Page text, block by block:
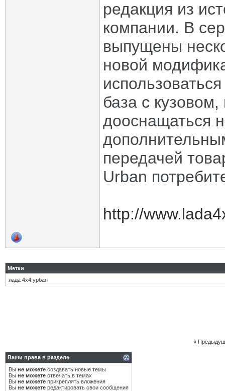
редакция из
компании. В
выпущены
новой
база с
дооснащаться
передачей
Urban
http://
Метки
лада 4х4 урбан
«
Ваши права в разделе
Вы не можете создавать новые темы
Вы не можете отвечать в темах
Вы не можете прикреплять вложения
Вы не можете редактировать свои сообщения